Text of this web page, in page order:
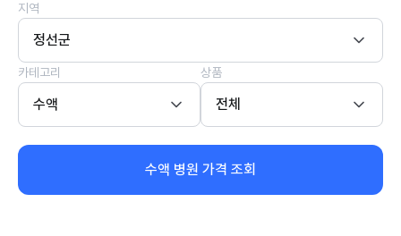
지역
정선군
카테고리
수액
상품
전체
수액 병원 가격 조회